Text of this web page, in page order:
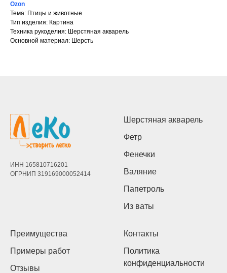
Ozon
Тема: Птицы и животные
Тип изделия: Картина
Техника рукоделия: Шерстяная акварель
Основной материал: Шерсть
ИНН 165810716201
ОГРНИП 319169000052414
Шерстяная акварель
Фетр
Фенечки
Валяние
Папетроль
Из ваты
Преимущества
Примеры работ
Отзывы
Контакты
Политика
конфиденциальности